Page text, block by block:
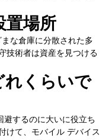
置場所
な倉庫に分散された多
技術者は資産を見つける
れくらいで
避するのに大いに役立ち
けて、モバイル デバイス